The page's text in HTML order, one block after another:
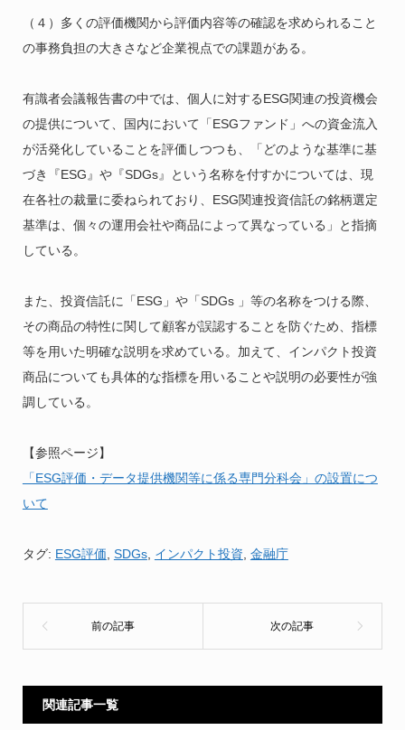
（４）多くの評価機関から評価内容等の確認を求められること
の事務負担の大きさなど企業視点での課題がある。
有識者会議報告書の中では、個人に対するESG関連の投資機会
の提供について、国内において「ESGファンド」への資金流入
が活発化していることを評価しつつも、「どのような基準に基
づき『ESG』や『SDGs』という名称を付すかについては、現
在各社の裁量に委ねられており、ESG関連投資信託の銘柄選定
基準は、個々の運用会社や商品によって異なっている」と指摘
している。
また、投資信託に「ESG」や「SDGs 」等の名称をつける際、
その商品の特性に関して顧客が誤認することを防ぐため、指標
等を用いた明確な説明を求めている。加えて、インパクト投資
商品についても具体的な指標を用いることや説明の必要性が強
調している。
【参照ページ】
「ESG評価・データ提供機関等に係る専門分科会」の設置につ
いて
タグ: ESG評価 SDGs, インパクト投資 金融庁
関連記事一覧